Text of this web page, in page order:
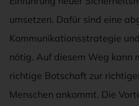
umsetzen. Dafür sind eine
Kommunikationsstrategie
nötig. Auf diesem Weg kann
richtige Botschaft zur
Menschen ankommt. Die